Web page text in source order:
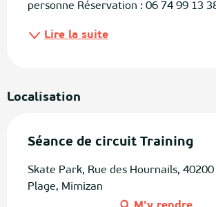
personne Réservation : 06 74 99 13
Lire la suite
Localisation
Séance de circuit Training
Skate Park, Rue des Hournails,
Plage, Mimizan